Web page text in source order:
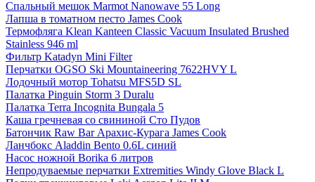
Спальный мешок Marmot Nanowave 55 Long
Лапша в томатном песто James Cook
Термофляга Klean Kanteen Classic Vacuum Insulated Brushed
Stainless 946 ml
Фильтр Katadyn Mini Filter
Перчатки OGSO Ski Mountaineering 7622HVY L
Лодочный мотор Tohatsu MFS5D SL
Палатка Pinguin Storm 3 Duralu
Палатка Terra Incognita Bungala 5
Каша гречневая со свининой Сто Пудов
Батончик Raw Bar Арахис-Курага James Cook
Ланчбокс Aladdin Bento 0.6L синий
Насос ножной Borika 6 литров
Непродуваемые перчатки Extremities Windy Glove Black L